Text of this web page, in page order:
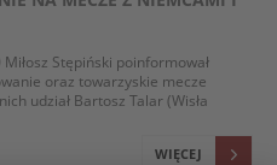
Stępiński poinformował
oraz towarzyskie mecze
udział Bartosz Talar (Wisła
WIĘCEJ